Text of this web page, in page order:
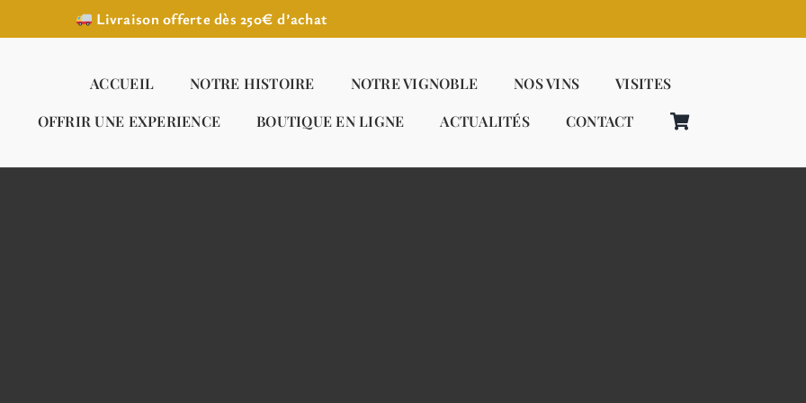
Livraison offerte dès 250€ d’achat
ACCUEIL NOTRE HISTOIRE NOTRE VIGNOBLE NOS VINS
VISITES
OFFRIR UNE EXPERIENCE
BOUTIQUE EN LIGNE ACTUALITÉS CONTACT